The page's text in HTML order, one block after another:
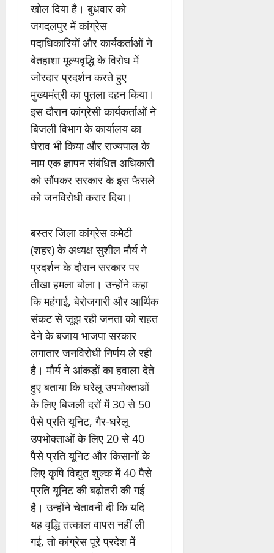
खोल दिया है। बुधवार को
जगदलपुर में कांग्रेस
पदाधिकारियों और कार्यकर्ताओं ने
बेतहाशा मूल्यवृद्धि के विरोध में
जोरदार प्रदर्शन करते हुए
मुख्यमंत्री का पुतला दहन किया।
इस दौरान कांग्रेसी कार्यकर्ताओं ने
बिजली विभाग के कार्यालय का
घेराव भी किया और राज्यपाल के
नाम एक ज्ञापन संबंधित अधिकारी
को सौंपकर सरकार के इस फैसले
को जनविरोधी करार दिया।
बस्तर जिला कांग्रेस कमेटी
(शहर) के अध्यक्ष सुशील मौर्य ने
प्रदर्शन के दौरान सरकार पर
तीखा हमला बोला। उन्होंने कहा
कि महंगाई, बेरोजगारी और आर्थिक
संकट से जूझ रही जनता को राहत
देने के बजाय भाजपा सरकार
लगातार जनविरोधी निर्णय ले रही
है। मौर्य ने आंकड़ों का हवाला देते
हुए बताया कि घरेलू उपभोक्ताओं
के लिए बिजली दरों में 30 से 50
पैसे प्रति यूनिट, गैर-घरेलू
उपभोक्ताओं के लिए 20 से 40
पैसे प्रति यूनिट और किसानों के
लिए कृषि विद्युत शुल्क में 40 पैसे
प्रति यूनिट की बढ़ोतरी की गई
है। उन्होंने चेतावनी दी कि यदि
यह वृद्धि तत्काल वापस नहीं ली
गई, तो कांग्रेस पूरे प्रदेश में